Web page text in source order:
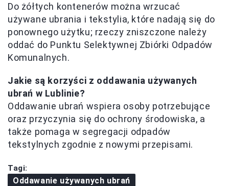
Do żółtych kontenerów można wrzucać
używane ubrania i tekstylia, które nadają się do
ponownego użytku; rzeczy zniszczone należy
oddać do Punktu Selektywnej Zbiórki Odpadów
Komunalnych.
Jakie są korzyści z oddawania używanych
ubrań w Lublinie?
Oddawanie ubrań wspiera osoby potrzebujące
oraz przyczynia się do ochrony środowiska, a
także pomaga w segregacji odpadów
tekstylnych zgodnie z nowymi przepisami.
Tagi:
Oddawanie używanych ubrań